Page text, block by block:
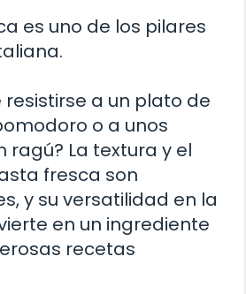
es uno de los pilares
resistirse a un plato de
o a unos
ragú? La textura y el
fresca son
y su versatilidad en la
en un ingrediente
recetas